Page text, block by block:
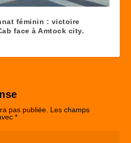
féminin : victoire
face à Amtock city.
pas publiée. Les champs
*